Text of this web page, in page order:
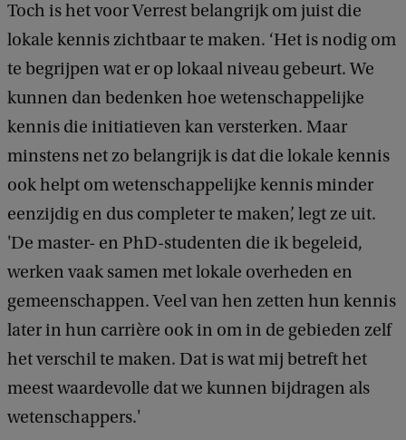
g
h
t
:
B
r
a
m
B
e
l
l
o
n
i
Toch is het voor Verrest belangrijk om juist die
lokale kennis zichtbaar te maken. ‘Het is nodig om
te begrijpen wat er op lokaal niveau gebeurt. We
kunnen dan bedenken hoe wetenschappelijke
kennis die initiatieven kan versterken. Maar
minstens net zo belangrijk is dat die lokale kennis
ook helpt om wetenschappelijke kennis minder
eenzijdig en dus completer te maken’, legt ze uit.
'De master- en PhD-studenten die ik begeleid,
werken vaak samen met lokale overheden en
gemeenschappen. Veel van hen zetten hun kennis
later in hun carrière ook in om in de gebieden zelf
het verschil te maken. Dat is wat mij betreft het
meest waardevolle dat we kunnen bijdragen als
wetenschappers.'